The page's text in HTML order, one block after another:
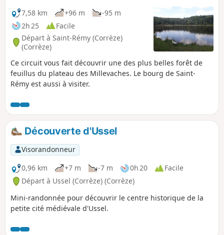
7,58 km
+96 m
-95 m
2h 25
Facile
Départ à Saint-Rémy (Corrèze)
(Corrèze)
Ce circuit vous fait découvrir une des plus belles forêt de
feuillus du plateau des Millevaches. Le bourg de Saint-
Rémy est aussi à visiter.
Découverte d'Ussel
Visorandonneur
0,96 km
+7 m -7 m 0h 20
Facile
Départ à Ussel (Corrèze) (Corrèze)
Mini-randonnée pour découvrir le centre historique de la
petite cité médiévale d'Ussel.